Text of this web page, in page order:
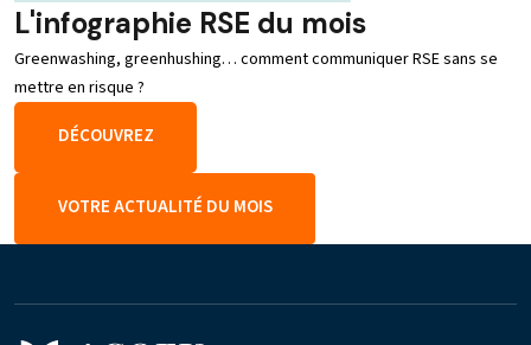
L'infographie RSE du mois
Greenwashing, greenhushing… comment communiquer RSE sans se
mettre en risque ?
DÉCOUVREZ
VOTRE ACTUALITÉ DU MOIS